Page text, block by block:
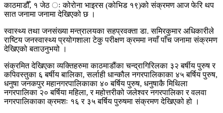
काठमाडौँ, १ जेठ ः कोरोना भाइरस (कोभिड १९)को संक्रमण आज फेरि थप
सात जनामा जनामा देखिएको छ ।
स्वास्थ्य तथा जनसंख्या मन्त्रालयका सहप्रवक्ता डा. समिरकुमार अधिकारीले
राष्टिय जनस्वास्थ्य प्रयोगशाला टेकु परीक्षण क्रममा नयाँ पाँच जनामा संक्रमण
देखिएको बताउनुभयो ।
संक्रमित देखिएका व्यक्तिहरुमा काठमाडौंका चन्द्रागिरिलका ३२ बर्षीय पुरुष र
कपिवस्तुका ६ बर्षीय बालिका, सर्लाही धान्कौल नगरपालिकाका ४५ बर्षिय पुरुष,
धनुषा जनकपुर महानगरपालिकाका ४० बर्षिय पुरुष, धनुषाकै मिथिला
नगरपालिका २० बर्षिया महिला, र महोत्तरीको जलेश्वर नगरपालिका र वलवा
नगरपालिकाका क्रमशः १६ र ३५ बर्षिय पुरुषमा संक्रमण देखिएको हो ।